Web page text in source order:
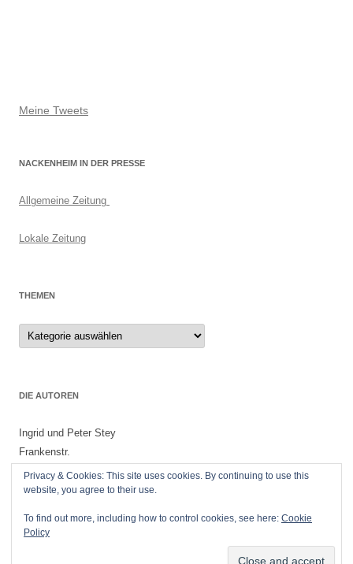
Meine Tweets
NACKENHEIM IN DER PRESSE
Allgemeine Zeitung
Lokale Zeitung
THEMEN
Themen
DIE AUTOREN
Ingrid und Peter Stey
Frankenstr.
55299 Nackenheim
Privacy & Cookies: This site uses cookies. By continuing to use this
website, you agree to their use.
To find out more, including how to control cookies, see here: Cookie
Policy